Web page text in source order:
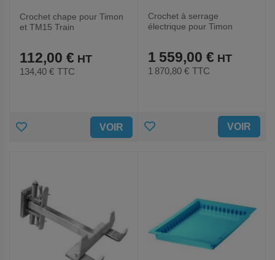
Crochet chape pour Timon
et TM15 Train
112,00 €
134,40 € TTC
AJOUTER VOIR
Crochet à serrage
électrique pour Timon
1 559,00 €
1 870,80 € TTC
AJOUTER VOIR